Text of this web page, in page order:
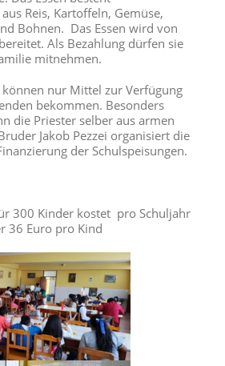
Reis, Kartoffeln, Gemüse,
Bohnen. Das Essen wird von
Als Bezahlung dürfen sie
mitnehmen.
nur Mittel zur Verfügung
bekommen. Besonders
die Priester selber aus armen
Jakob Pezzei organisiert die
der Schulspeisungen.
300 Kinder kostet pro Schuljahr
36 Euro pro Kind